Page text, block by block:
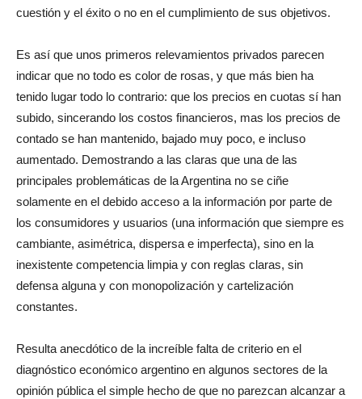
cuestión y el éxito o no en el cumplimiento de sus objetivos.
Es así que unos primeros relevamientos privados parecen
indicar que no todo es color de rosas, y que más bien ha
tenido lugar todo lo contrario: que los precios en cuotas sí han
subido, sincerando los costos financieros, mas los precios de
contado se han mantenido, bajado muy poco, e incluso
aumentado. Demostrando a las claras que una de las
principales problemáticas de la Argentina no se ciñe
solamente en el debido acceso a la información por parte de
los consumidores y usuarios (una información que siempre es
cambiante, asimétrica, dispersa e imperfecta), sino en la
inexistente competencia limpia y con reglas claras, sin
defensa alguna y con monopolización y cartelización
constantes.
Resulta anecdótico de la increíble falta de criterio en el
diagnóstico económico argentino en algunos sectores de la
opinión pública el simple hecho de que no parezcan alcanzar a